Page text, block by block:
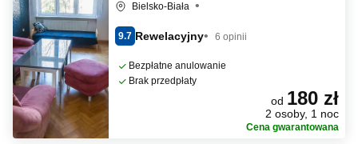
Bielsko-Biała
9.7 Rewelacyjny 6 opinii
Bezpłatne anulowanie
Brak przedpłaty
od 180 zł
2 osoby, 1 noc
Cena gwarantowana